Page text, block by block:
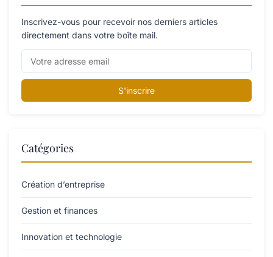
Inscrivez-vous pour recevoir nos derniers articles
directement dans votre boîte mail.
S'inscrire
Catégories
Création d’entreprise
Gestion et finances
Innovation et technologie